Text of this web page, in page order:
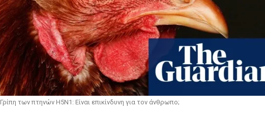
Γρίπη των πτηνών H5N1: Είναι επικίνδυνη για τον άνθρωπο;